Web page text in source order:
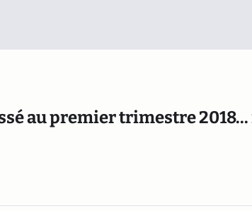
au premier trimestre 2018...